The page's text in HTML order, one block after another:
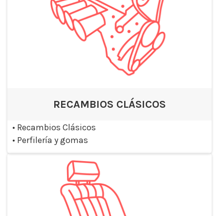
RECAMBIOS CLÁSICOS
• Recambios Clásicos
• Perfilería y gomas